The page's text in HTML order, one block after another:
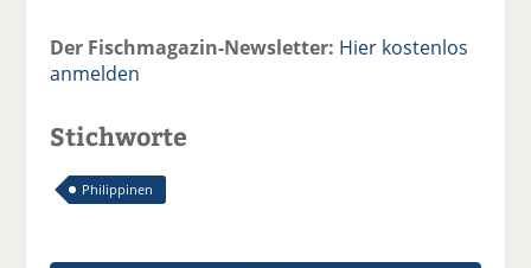
Der Fischmagazin-Newsletter: Hier kostenlos
anmelden
Stichworte
Philippinen